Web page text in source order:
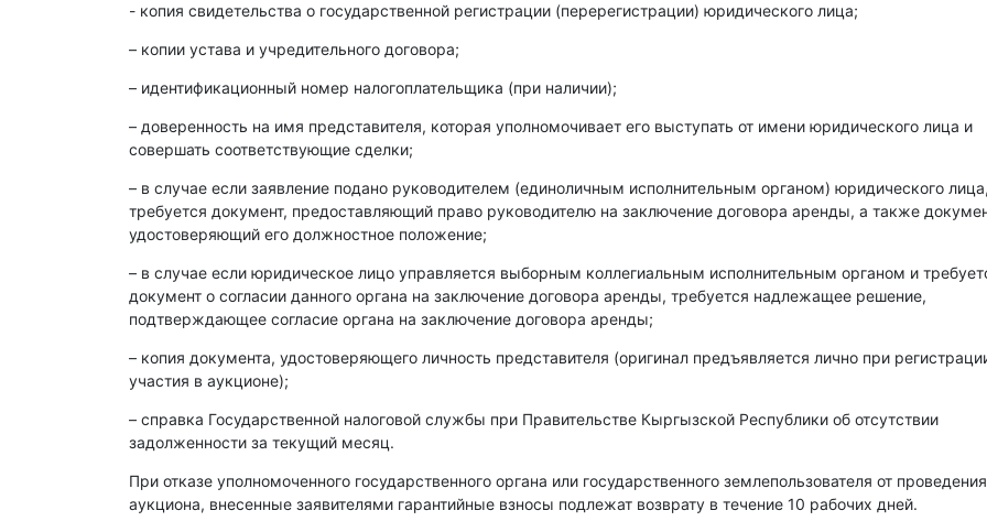
- копия свидетельства о государственной регистрации (перерегистрации) юридического лица;
– копии устава и учредительного договора;
– идентификационный номер налогоплательщика (при наличии);
– доверенность на имя представителя, которая уполномочивает его выступать от имени юридического лица и
совершать соответствующие сделки;
– в случае если заявление подано руководителем (единоличным исполнительным органом) юридического лица,
требуется документ, предоставляющий право руководителю на заключение договора аренды, а также
удостоверяющий его должностное положение;
– в случае если юридическое лицо управляется выборным коллегиальным исполнительным органом и
документ о согласии данного органа на заключение договора аренды, требуется надлежащее решение,
подтверждающее согласие органа на заключение договора аренды;
– копия документа, удостоверяющего личность представителя (оригинал предъявляется лично при
участия в аукционе);
– справка Государственной налоговой службы при Правительстве Кыргызской Республики об отсутствии
задолженности за текущий месяц.
При отказе уполномоченного государственного органа или государственного землепользователя от проведения
аукциона, внесенные заявителями гарантийные взносы подлежат возврату в течение 10 рабочих дней.